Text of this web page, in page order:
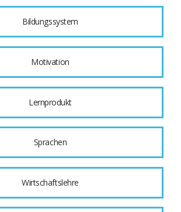
Bildungssystem
Motivation
Lernprodukt
Sprachen
Wirtschaftslehre